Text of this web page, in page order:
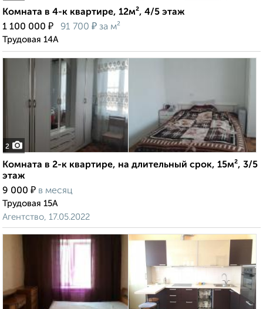
Комната в 4-к квартире, 12м², 4/5 этаж
1 100 000 ₽ 91 700 ₽ за м²
Трудовая 14А
2
Комната в 2-к квартире, на длительный срок, 15м², 3/5
этаж
9 000 ₽ в месяц
Трудовая 15А
Агентство, 17.05.2022